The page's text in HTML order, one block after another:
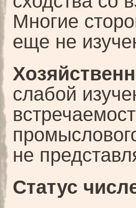
Многие
еще не
слабой
не
Статус